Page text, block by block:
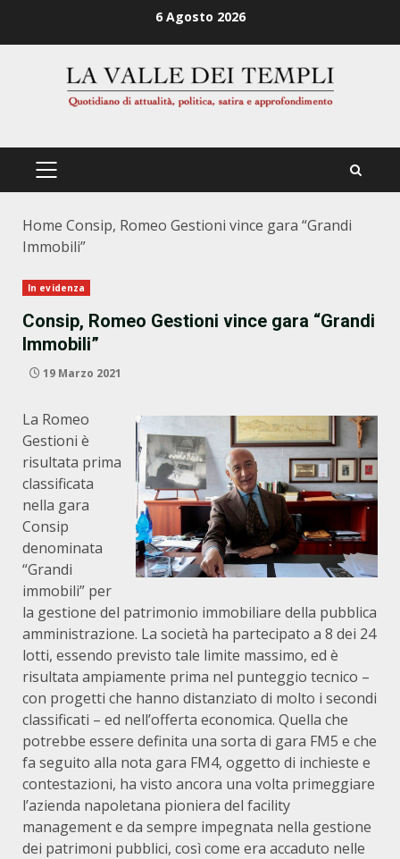
6 Agosto 2026
PRIMÄRES
Home Consip, Romeo Gestioni vince gara “Grandi
Immobili”
In evidenza
Consip, Romeo Gestioni vince gara “Grandi
Immobili”
19 Marzo 2021
La Romeo
Gestioni è
risultata prima
classificata
nella gara
Consip
denominata
“Grandi
immobili” per
la gestione del patrimonio immobiliare della pubblica
amministrazione. La società ha partecipato a 8 dei 24
lotti, essendo previsto tale limite massimo, ed è
risultata ampiamente prima nel punteggio tecnico –
con progetti che hanno distanziato di molto i secondi
classificati – ed nell’offerta economica. Quella che
potrebbe essere definita una sorta di gara FM5 e che
fa seguito alla nota gara FM4, oggetto di inchieste e
contestazioni, ha visto ancora una volta primeggiare
l’azienda napoletana pioniera del facility
management e da sempre impegnata nella gestione
dei patrimoni pubblici, così come era accaduto nelle